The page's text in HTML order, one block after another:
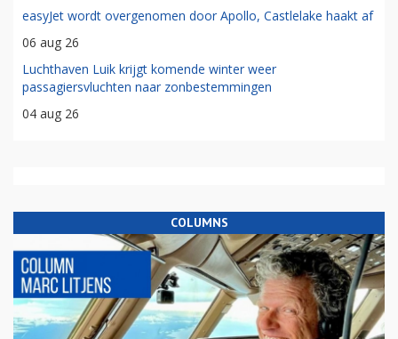
easyJet wordt overgenomen door Apollo, Castlelake haakt af
06 aug 26
Luchthaven Luik krijgt komende winter weer
passagiersvluchten naar zonbestemmingen
04 aug 26
COLUMNS